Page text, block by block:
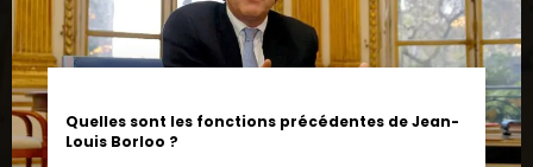
Louis Borloo ?